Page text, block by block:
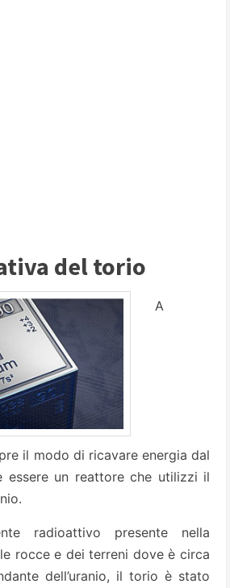
del torio
A
il modo di ricavare energia dal
essere un reattore che utilizzi il
radioattivo presente nella
rocce e dei terreni dove è circa
dell’uranio, il torio è stato